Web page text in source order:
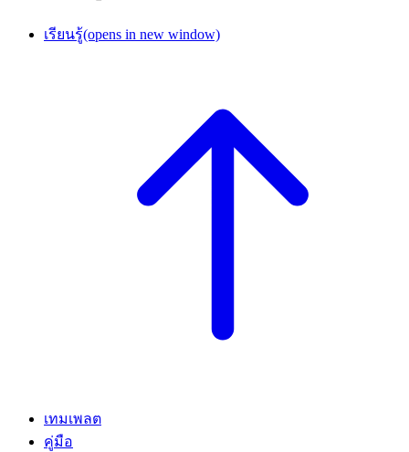
เรียนรู้(opens in new window)
เทมเพลต
คู่มือ